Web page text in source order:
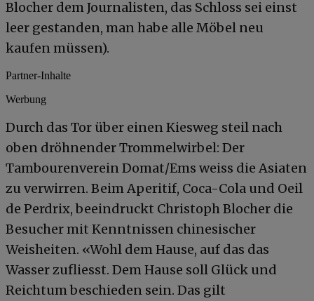
Blocher dem Journalisten, das Schloss sei einst
leer gestanden, man habe alle Möbel neu
kaufen müssen).
Partner-Inhalte
Werbung
Durch das Tor über einen Kiesweg steil nach
oben dröhnender Trommelwirbel: Der
Tambourenverein Domat/Ems weiss die Asiaten
zu verwirren. Beim Aperitif, Coca-Cola und Oeil
de Perdrix, beeindruckt Christoph Blocher die
Besucher mit Kenntnissen chinesischer
Weisheiten. «Wohl dem Hause, auf das das
Wasser zufliesst. Dem Hause soll Glück und
Reichtum beschieden sein. Das gilt